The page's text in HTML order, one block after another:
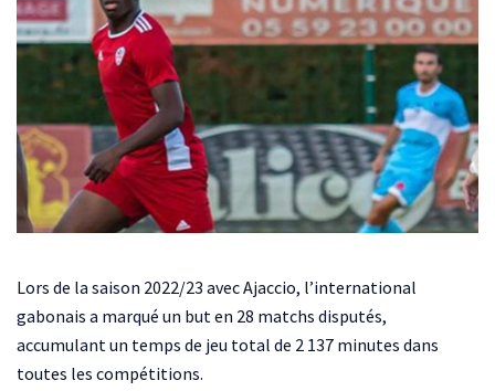
Lors de la saison 2022/23 avec Ajaccio, l’international
gabonais a marqué un but en 28 matchs disputés,
accumulant un temps de jeu total de 2 137 minutes dans
toutes les compétitions.